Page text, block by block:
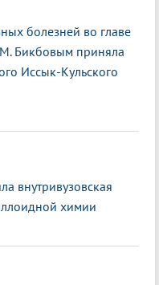
болезней во главе
Бикбовым приняла
Иссык-Кульского
внутривузовская
химии